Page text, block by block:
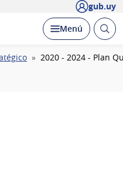
gub.uy
Desplegar
Menú Abrir
2020 - 2024 - Plan